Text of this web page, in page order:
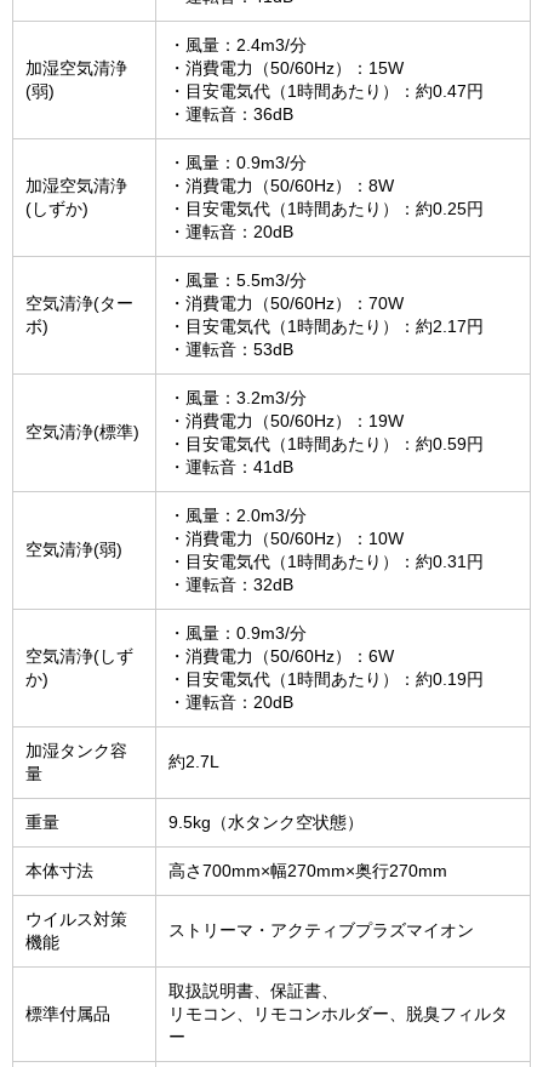
加湿空気清浄
(弱)
・風量：2.4m3/分
・消費電力（50/60Hz）：15W
・目安電気代（1時間あたり）：約0.47円
・運転音：36dB
加湿空気清浄
(しずか)
・風量：0.9m3/分
・消費電力（50/60Hz）：8W
・目安電気代（1時間あたり）：約0.25円
・運転音：20dB
空気清浄(ター
ボ)
・風量：5.5m3/分
・消費電力（50/60Hz）：70W
・目安電気代（1時間あたり）：約2.17円
・運転音：53dB
空気清浄(標準)
・風量：3.2m3/分
・消費電力（50/60Hz）：19W
・目安電気代（1時間あたり）：約0.59円
・運転音：41dB
空気清浄(弱)
・風量：2.0m3/分
・消費電力（50/60Hz）：10W
・目安電気代（1時間あたり）：約0.31円
・運転音：32dB
空気清浄(しず
か)
・風量：0.9m3/分
・消費電力（50/60Hz）：6W
・目安電気代（1時間あたり）：約0.19円
・運転音：20dB
加湿タンク容
量
約2.7L
重量 9.5kg（水タンク空状態）
本体寸法 高さ700mm×幅270mm×奥行270mm
ウイルス対策
機能
ストリーマ・アクティブプラズマイオン
標準付属品
取扱説明書、保証書、
リモコン、リモコンホルダー、脱臭フィルタ
ー